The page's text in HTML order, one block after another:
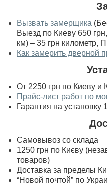
Вызвать замерщика
Выезд по Киеву 650
км) – 35 грн километр,
Как замерить дверной
От 2250 грн по Киеву и
Прайс-лист работ по
Гарантия на установку
Самовывоз со склада
1250 грн по Києву
товаров)
Доставка за пределы
“Новой почтой” по